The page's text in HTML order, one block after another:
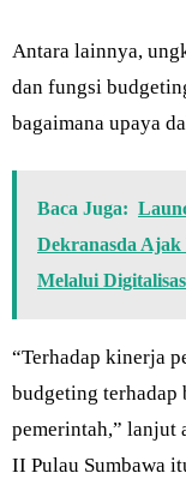
Antara lainnya,
dan fungsi
bagaimana upaya
Baca Juga:
Dekranasda Ajak
Melalui
“Terhadap kinerja
budgeting
pemerintah,” lanjut
II Pulau Sumbawa